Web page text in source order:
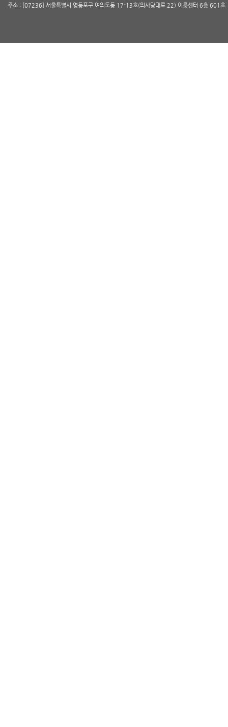
주소 : [07236] 서울특별시 영등포구 여의도동 17-13호(의사당대로 22) 이룸센터 6층 601호